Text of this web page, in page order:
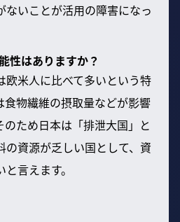
ないことが活用の障害になっ
性はありますか？
欧米人に比べて多いという特
食物繊維の摂取量などが影響
のため日本は「排泄大国」と
の資源が乏しい国として、資
言えます。